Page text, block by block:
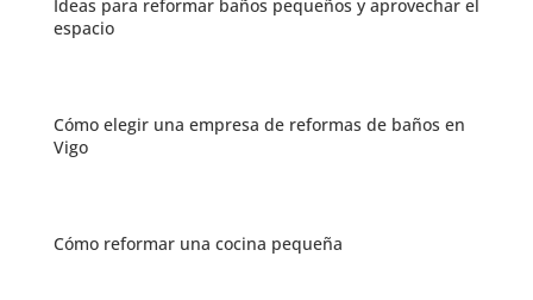
Ideas para reformar baños pequeños y aprovechar el
espacio
Cómo elegir una empresa de reformas de baños en
Vigo
Cómo reformar una cocina pequeña